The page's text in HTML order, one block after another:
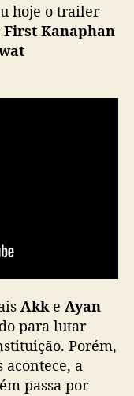
,
n
o
s
d
a
G
M
M
T
hoje o trailer
First Kanaphan
Akk e Ayan
para lutar
Porém,
acontece, a
passa por